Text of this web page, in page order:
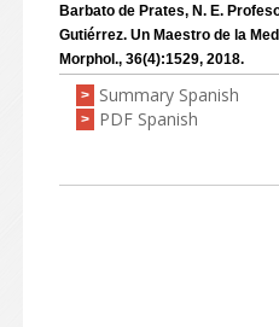
Barbato de Prates, N. E.
Gutiérrez. Un Maestro de la
Morphol., 36(4):1529, 2018.
> Summary Spanish
> PDF Spanish